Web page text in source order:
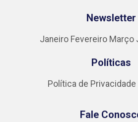
Newsletter
Janeiro Fevereiro Março
Políticas
Política de Privacidade
Fale